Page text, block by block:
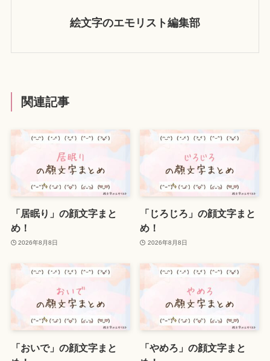
絵文字のエモリスト編集部
関連記事
「居眠り」の顔文字まと
め！
2026年8月8日
「じろじろ」の顔文字まと
め！
2026年8月8日
「おいで」の顔文字まと
「やめろ」の顔文字まと